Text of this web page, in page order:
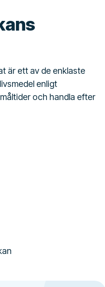
är ett av de enklaste
enligt
och handla efter